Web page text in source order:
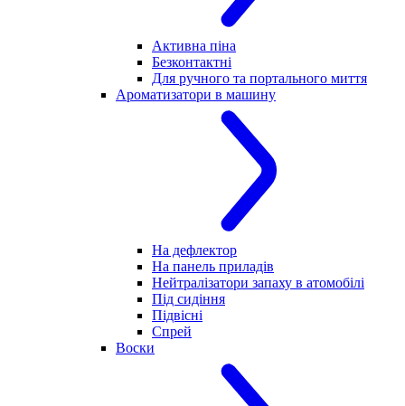
Активна піна
Безконтактні
Для ручного та портального миття
Ароматизатори в машину
На дефлектор
На панель приладів
Нейтралізатори запаху в атомобілі
Під сидіння
Підвісні
Спрей
Воски